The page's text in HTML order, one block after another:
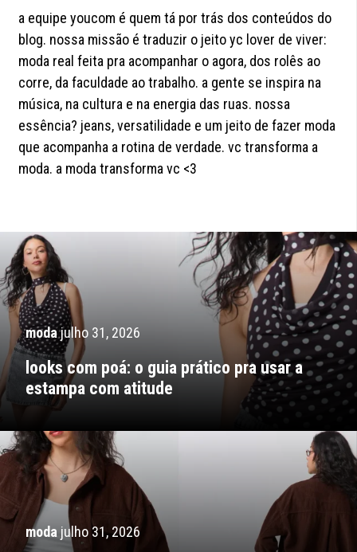
a equipe youcom é quem tá por trás dos conteúdos do
blog. nossa missão é traduzir o jeito yc lover de viver:
moda real feita pra acompanhar o agora, dos rolês ao
corre, da faculdade ao trabalho. a gente se inspira na
música, na cultura e na energia das ruas. nossa
essência? jeans, versatilidade e um jeito de fazer moda
que acompanha a rotina de verdade. vc transforma a
moda. a moda transforma vc <3
modajulho 31, 2026
looks com poá: o guia prático pra usar a
estampa com atitude
moda julho 31, 2026